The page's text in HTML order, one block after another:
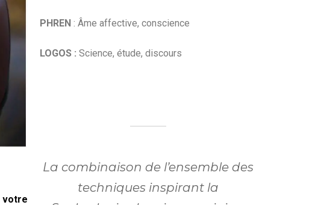
votre
PHREN : Âme affective, conscience
LOGOS : Science, étude, discours
La combinaison de l’ensemble des
techniques inspirant la